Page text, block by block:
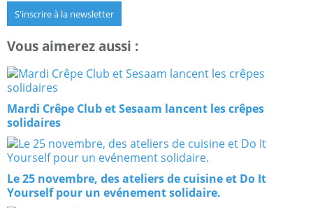
S'inscrire à la newsletter
Vous aimerez aussi :
Mardi Crêpe Club et Sesaam lancent les crêpes
solidaires
Le 25 novembre, des ateliers de cuisine et Do It
Yourself pour un evénement solidaire.